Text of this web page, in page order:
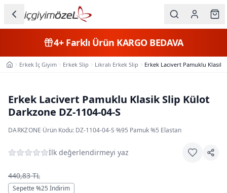
Kategorileri
Erkek
Çocuk
Beden
4+Farklı Ürün KARGO BEDAVA
Ana SayfaErkek İç Giyim Erkek Slip Likralı Erkek Slip Erkek Lacivert Pamuklu Klasik
Erkek Lacivert Pamuklu Klasik Slip Külot
Darkzone DZ-1104-04-S
DARKZONE·Ürün Kodu: DZ-1104-04-S·%95 Pamuk %5 Elastan
İlk değerlendirmeyi yaz
440,83 TL
Sepette %25 İndirim